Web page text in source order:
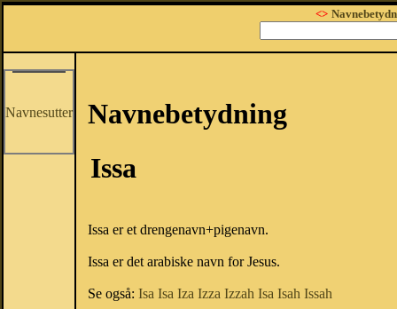
<>
Navnesutter
Navnebetydning
Issa
Issa er et drengenavn+pigenavn.
Issa er det arabiske navn for Jesus.
Se også: Isa Isa Iza Izza Izzah Isa Isah Issah